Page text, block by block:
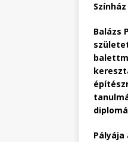
Balázs
Pályája